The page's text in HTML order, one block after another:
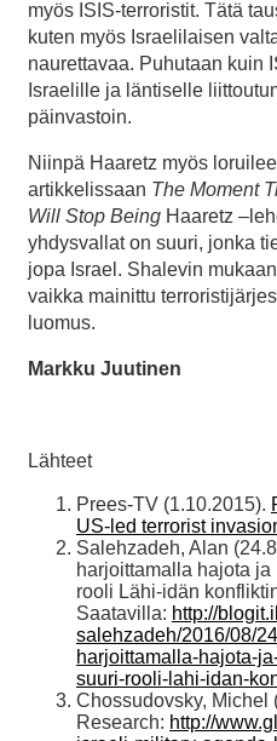
myös ISIS-terroristit. Tätä
kuten myös Israelilaisen
naurettavaa. Puhutaan kuin
Israelille ja läntiselle
päinvastoin.
Niinpä Haaretz myös
artikkelissaan The Moment
Will Stop Being Haaretz
yhdysvallat on suuri, jonka
jopa Israel. Shalevin
vaikka mainittu
luomus.
Markku Juutinen
Lähteet
Prees-TV (1.10.2015).
US-led terrorist
Salehzadeh, Alan
harjoittamalla hajota
rooli Lähi-idän
Saatavilla: http://
salehzadeh/2016/08/
harjoittamalla-hajota-
suuri-rooli-lahi-idan-
Chossudovsky, Michel
Research: http://